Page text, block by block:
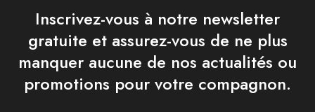
Inscrivez-vous à notre newsletter
gratuite et assurez-vous de ne plus
manquer aucune de nos actualités ou
promotions pour votre compagnon.